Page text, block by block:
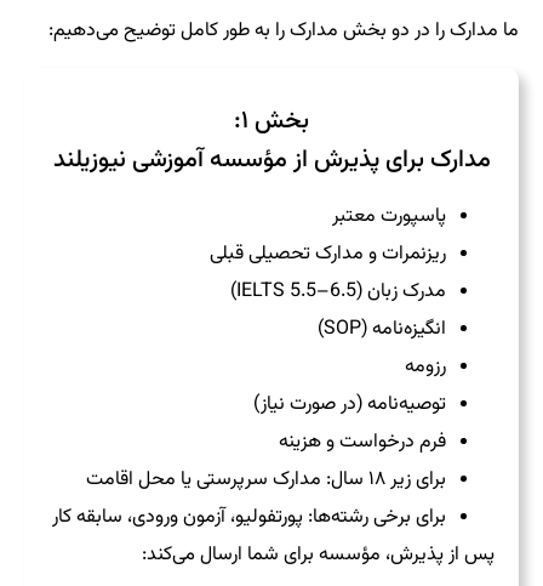
ما مدارک را در دو بخش مدارک را به طور کامل توضیح می‌دهیم:
بخش ۱:
مدارک برای پذیرش از مؤسسه آموزشی نیوزیلند
پاسپورت معتبر
ریزنمرات و مدارک تحصیلی قبلی
مدرک زبان (IELTS 5.5–6.5)
انگیزه‌نامه (SOP)
رزومه
توصیه‌نامه (در صورت نیاز)
فرم درخواست و هزینه
برای زیر ۱۸ سال: مدارک سرپرستی یا محل اقامت
برای برخی رشته‌ها: پورتفولیو، آزمون ورودی، سابقه کار
پس از پذیرش، مؤسسه برای شما ارسال می‌کند: